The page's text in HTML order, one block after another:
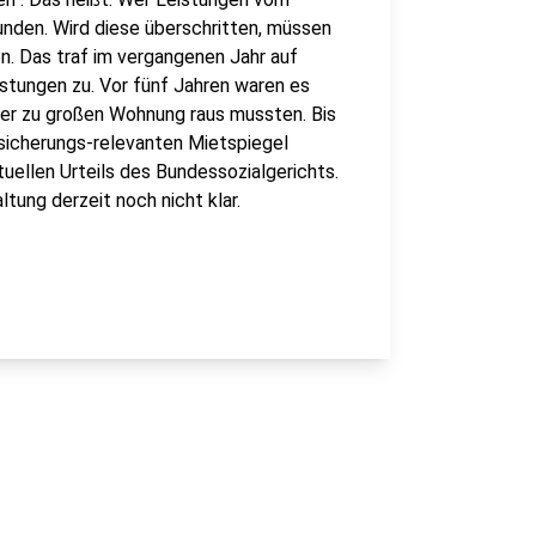
Wird diese überschritten, müssen
Das traf im vergangenen Jahr auf
zu. Vor fünf Jahren waren es
zu großen Wohnung raus mussten. Bis
relevanten Mietspiegel
Urteils des Bundessozialgerichts.
derzeit noch nicht klar.